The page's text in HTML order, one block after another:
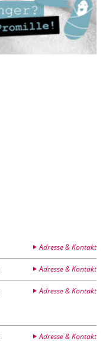
Adresse & Kontakt
Adresse & Kontakt
Adresse & Kontakt
Adresse & Kontakt